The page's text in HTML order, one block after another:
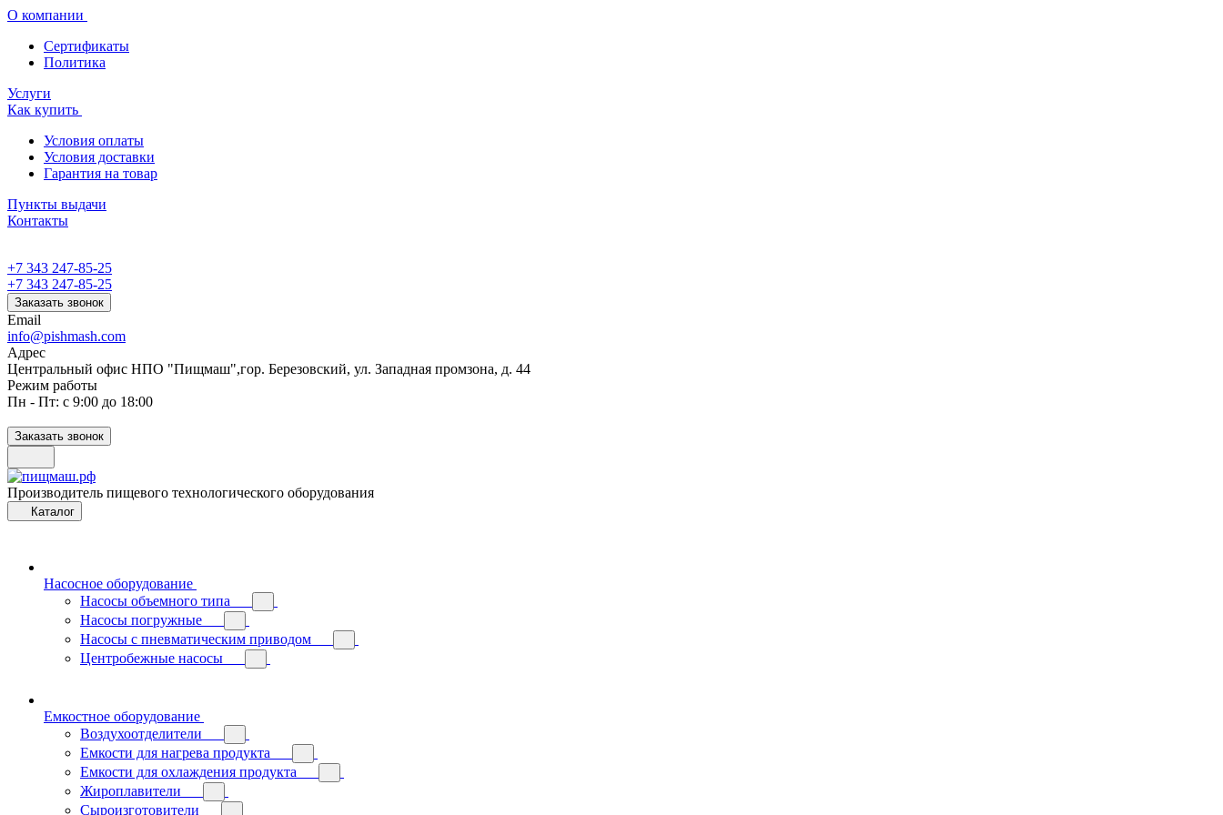
О компании
Сертификаты
Политика
Услуги
Как купить
Условия оплаты
Условия доставки
Гарантия на товар
Пункты выдачи
Контакты
+7 343 247-85-25
+7 343 247-85-25
Заказать звонок
Email
info@pishmash.com
Адрес
Центральный офис НПО "Пищмаш",гор. Березовский, ул. Западная промзона, д. 44
Режим работы
Пн - Пт: с 9:00 до 18:00
Заказать звонок
Производитель пищевого технологического оборудования
Каталог
Насосное оборудование
Насосы объемного типа
Насосы погружные
Насосы с пневматическим приводом
Центробежные насосы
Емкостное оборудование
Воздухоотделители
Емкости для нагрева продукта
Емкости для охлаждения продукта
Жироплавители
Сыроизготовители